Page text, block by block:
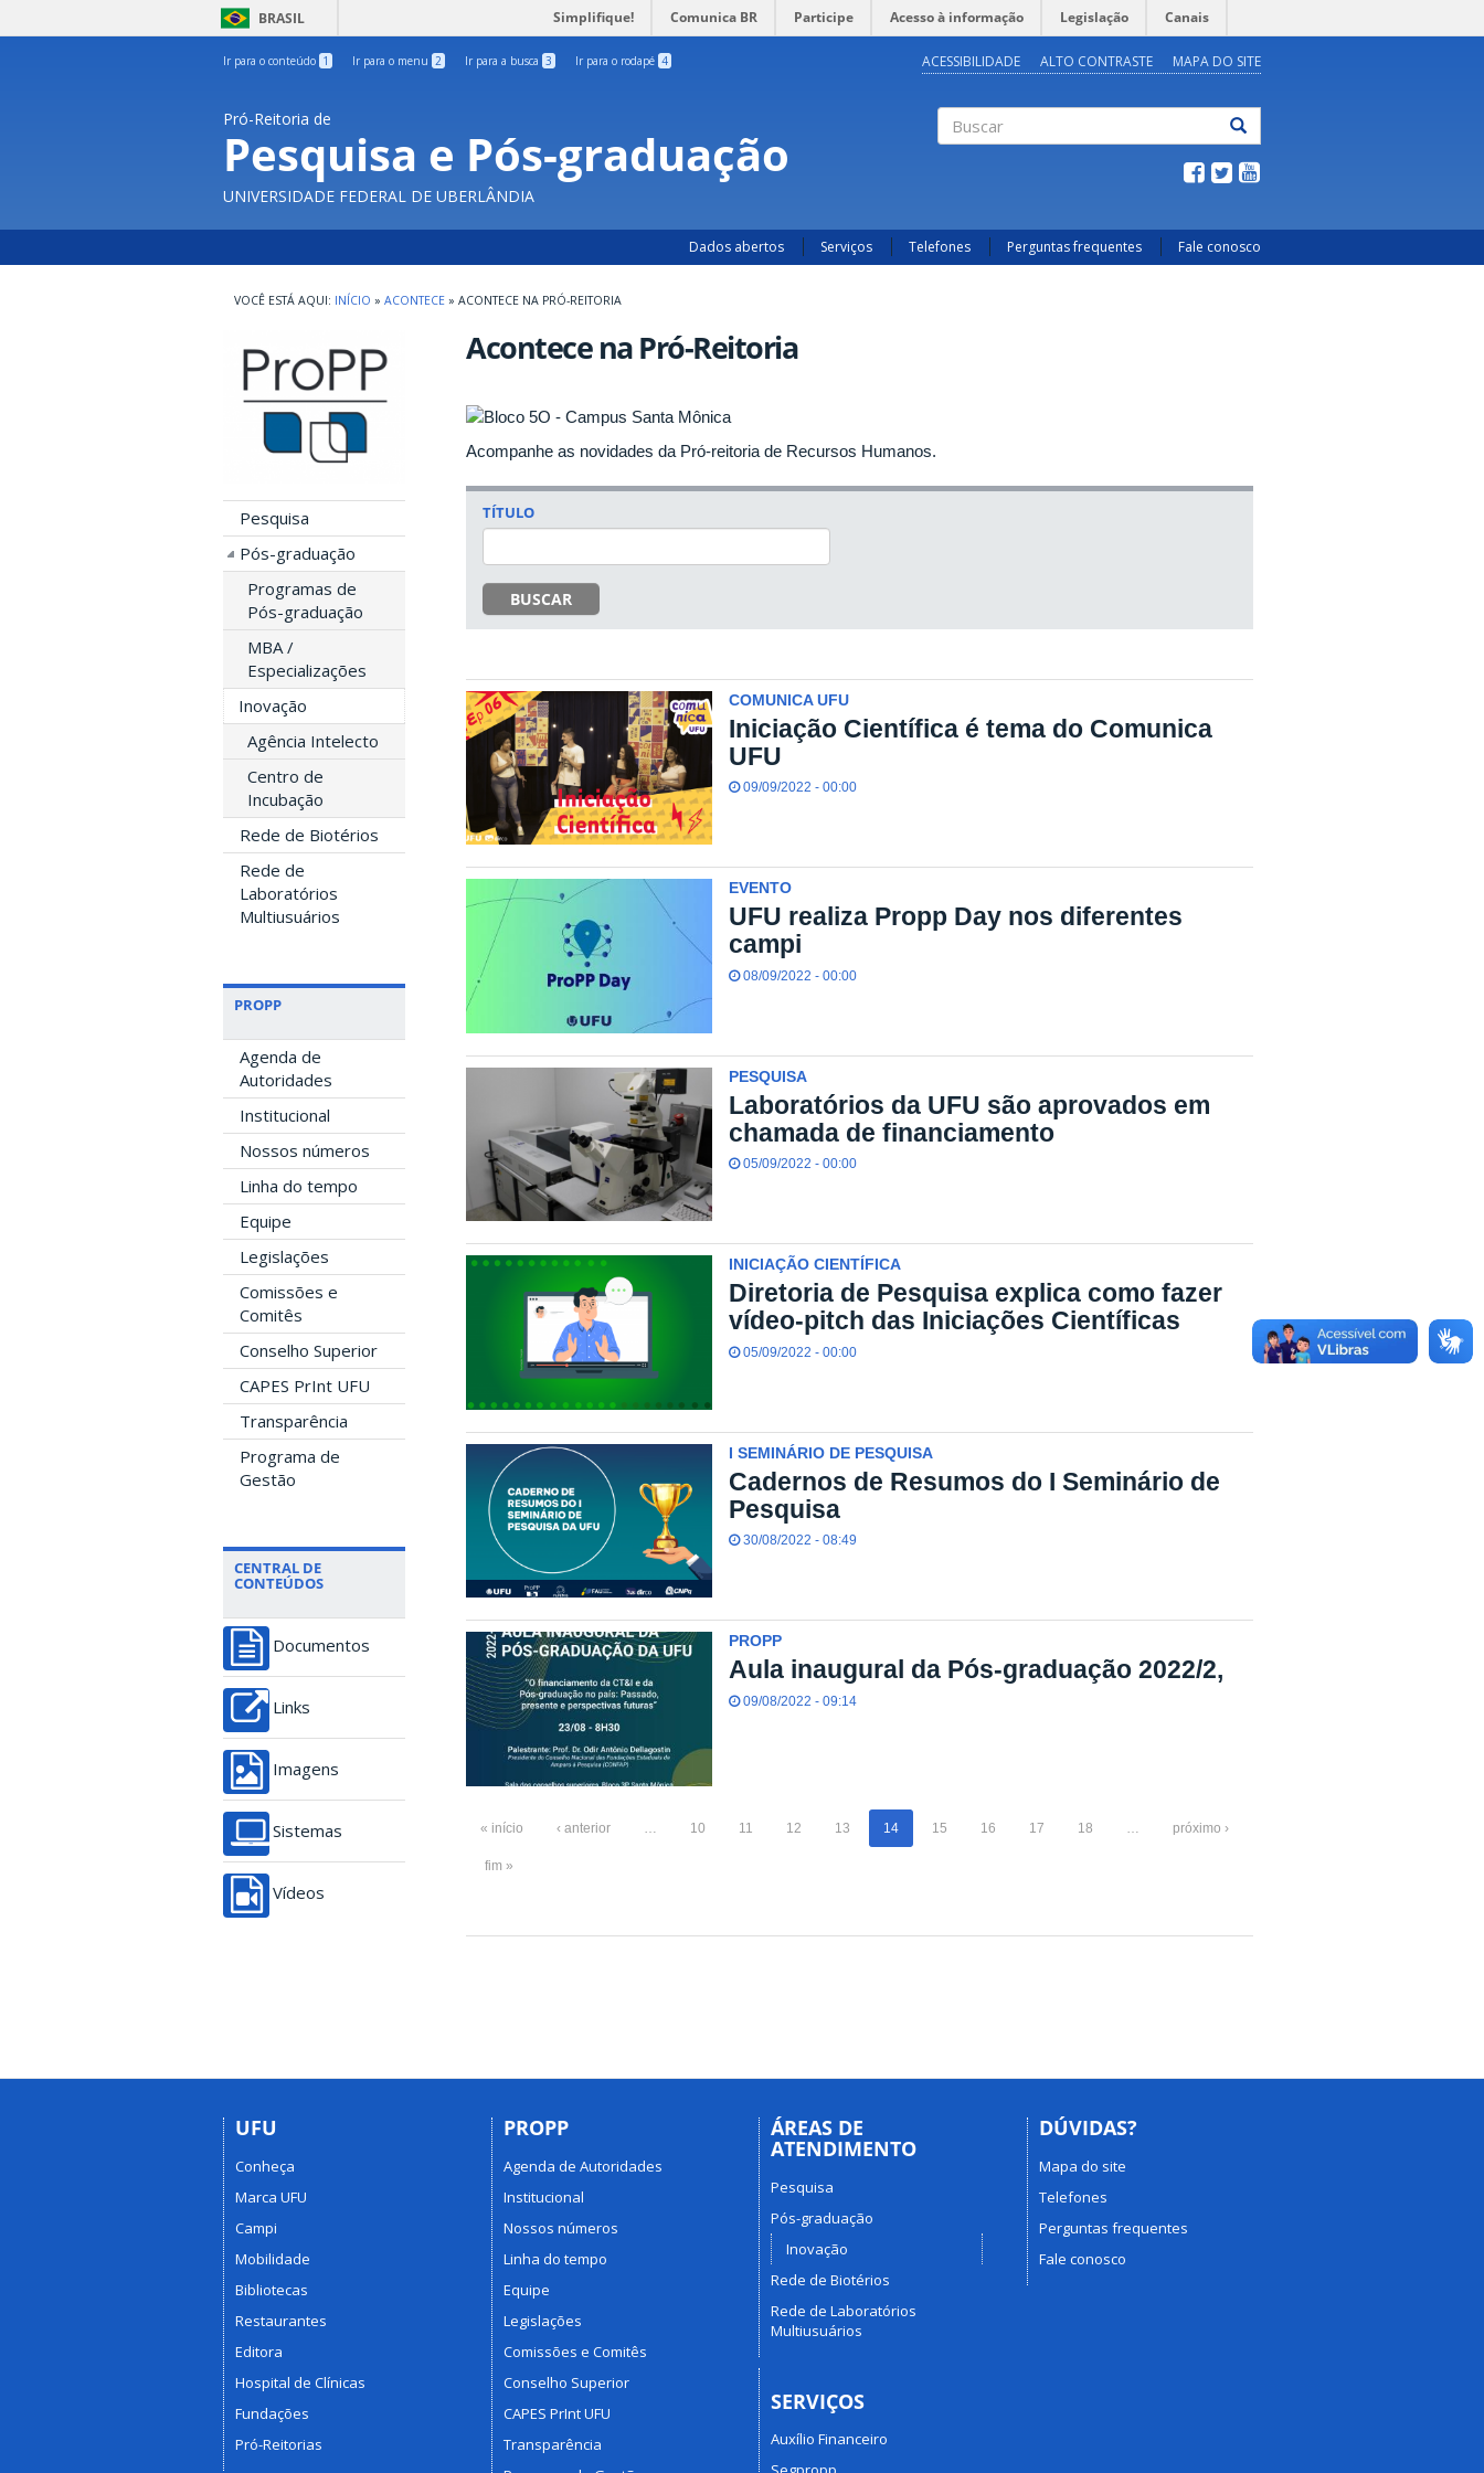
BRASIL Simplifique! Comunica BR Participe Acesso à informação Legislação Canais
Ir para o conteúdo 1 Ir para o menu 2 Ir para a busca 3 Ir para o rodapé 4 ACESSIBILIDADE ALTO CONTRASTE MAPA DO SITE
Pró-Reitoria de
Pesquisa e Pós-graduação
UNIVERSIDADE FEDERAL DE UBERLÂNDIA
Dados abertos Serviços Telefones Perguntas frequentes Fale conosco
INÍCIO » ACONTECE » ACONTECE NA PRÓ-REITORIA
Pesquisa
Pós-graduação
Programas de
Pós-graduação
MBA /
Especializações
Inovação
Agência Intelecto
Centro de
Incubação
Rede de Biotérios
Rede de
Laboratórios
Multiusuários
PROPP
Agenda de
Autoridades
Institucional
Nossos números
Linha do tempo
Equipe
Legislações
Comissões e
Comitês
Conselho Superior
CAPES PrInt UFU
Transparência
Programa de
Gestão
CENTRAL DE
CONTEÚDOS
Documentos
Links
Imagens
Sistemas
Vídeos
Acontece na Pró-Reitoria
Acompanhe as novidades da Pró-reitoria de Recursos Humanos.
TÍTULO
BUSCAR
COMUNICA UFU
Iniciação Científica é tema do Comunica
UFU
09/09/2022 - 00:00
EVENTO
UFU realiza Propp Day nos diferentes
campi
08/09/2022 - 00:00
PESQUISA
Laboratórios da UFU são aprovados em
chamada de financiamento
05/09/2022 - 00:00
INICIAÇÃO CIENTÍFICA
Diretoria de Pesquisa explica como fazer
vídeo-pitch das Iniciações Científicas
05/09/2022 - 00:00
I SEMINÁRIO DE PESQUISA
Cadernos de Resumos do I Seminário de
Pesquisa
30/08/2022 - 08:49
PROPP
Aula inaugural da Pós-graduação 2022/2,
09/08/2022 - 09:14
« início ‹ anterior 10 11 12 13 14 15 16 17 18 próximo ›
fim »
UFU
Conheça
Marca UFU
Campi
Mobilidade
Bibliotecas
Restaurantes
Editora
Hospital de Clínicas
Fundações
Pró-Reitorias
PROPP
Agenda de Autoridades
Institucional
Nossos números
Linha do tempo
Equipe
Legislações
Comissões e Comitês
Conselho Superior
CAPES PrInt UFU
Transparência
ÁREAS DE
ATENDIMENTO
Pesquisa
Pós-graduação
Inovação
Rede de Biotérios
Rede de Laboratórios
Multiusuários
SERVIÇOS
Auxílio Financeiro
DÚVIDAS?
Mapa do site
Telefones
Perguntas frequentes
Fale conosco